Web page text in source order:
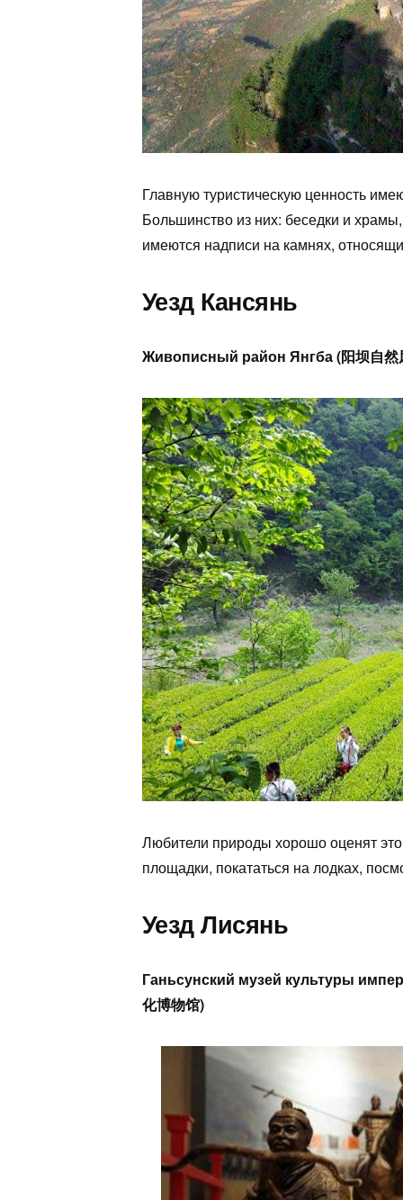
Главную туристическую ценность
Большинство из них: беседки и
имеются надписи на камнях,
Уезд Кансянь
Живописный район Янгба (阳坝自然
Любители природы хорошо оценят
площадки, покататься на лодках,
Уезд Лисянь
Ганьсунский музей культуры
化博物馆)